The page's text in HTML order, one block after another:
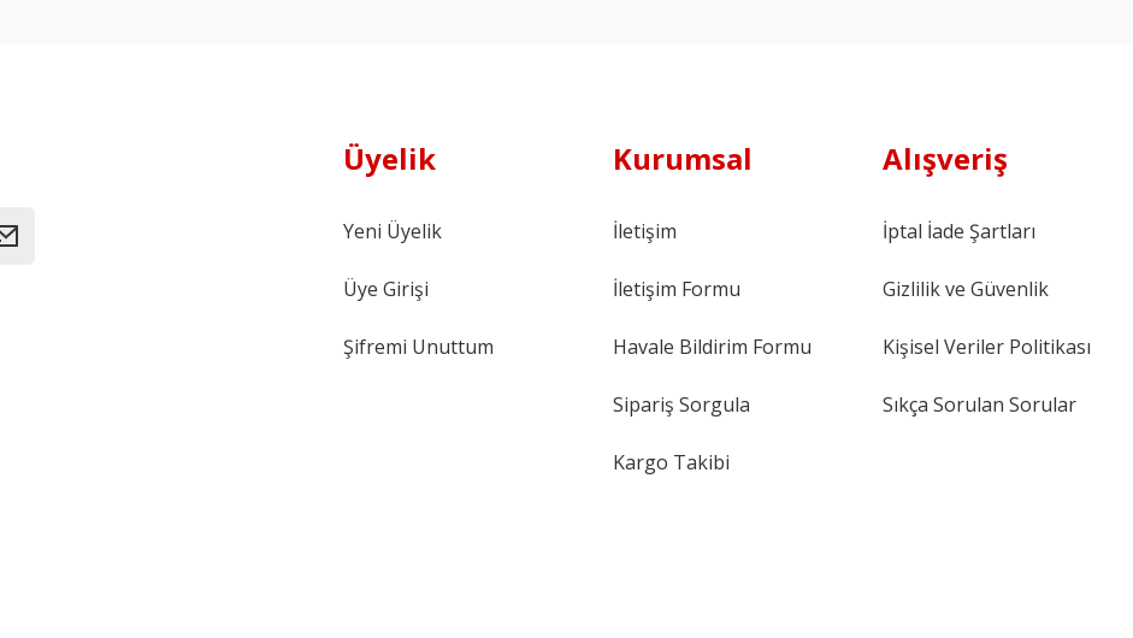
Üyelik
Yeni Üyelik
Üye Girişi
Şifremi Unuttum
Kurumsal
İletişim
İletişim Formu
Havale Bildirim Formu
Sipariş Sorgula
Kargo Takibi
Alışveriş
İptal İade Şartları
Gizlilik ve Güvenlik
Kişisel Veriler Politikası
Sıkça Sorulan Sorular